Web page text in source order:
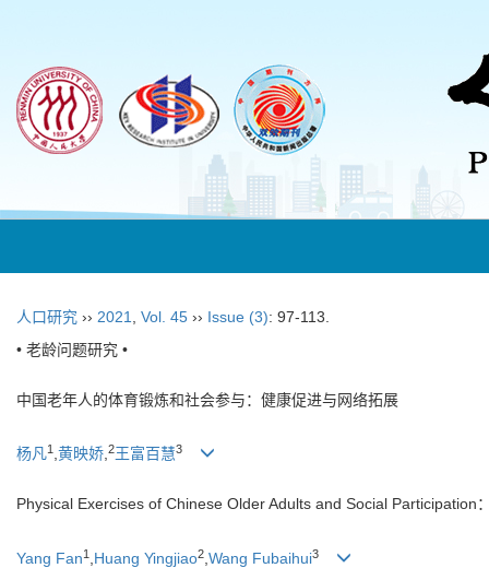
人口研究 ›› 2021 Vol. 45 ›› Issue (3): 97-113.
• 老龄问题研究 •
中国老年人的体育锻炼和社会参与：健康促进与网络拓展
杨凡1 ,黄映娇,2王富百慧3
Physical Exercises of Chinese Older Adults and Social Participation
Yang Fan1 Huang Yingjiao2 Wang Fubaihui3